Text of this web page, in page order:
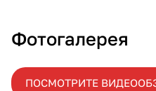
Фотогалерея
ПОСМОТРИТЕ